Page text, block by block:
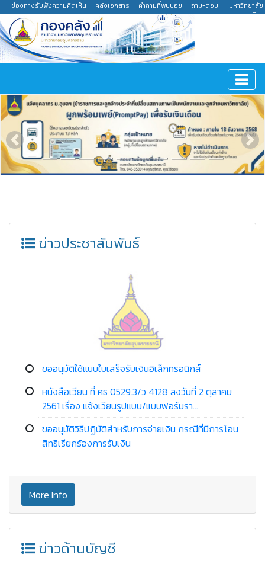
ช่องทางรับฟังความคิดเห็น คลังเอกสาร คำถามที่พบบ่อย ถาม-ตอบ
มหาวิทยาลัย
อุบลราชธานี
Previous
ข่าวประชาสัมพันธ์
ขออนุมัติใช้แบบใบเสร็จรับเงินอิเล็กทรอนิกส์
หนังสือเวียน ที่ ศธ 0529.3/ว 4128 ลงวันที่ 2 ตุลาคม
2561 เรื่อง แจ้งเวียนรูปแบบ/แบบฟอร์มรา...
ขออนุมัติวิธีปฏิบัติสำหรับการจ่ายเงิน กรณีที่มีการโอน
สิทธิเรียกร้องการรับเงิน
More Info
ข่าวด้านบัญชี